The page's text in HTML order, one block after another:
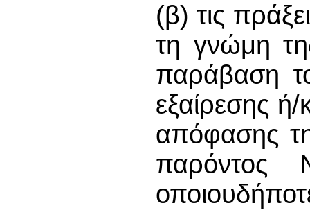
(β) τις
τη γνώμη
παράβαση
εξαίρεσης
απόφασης
παρόντος